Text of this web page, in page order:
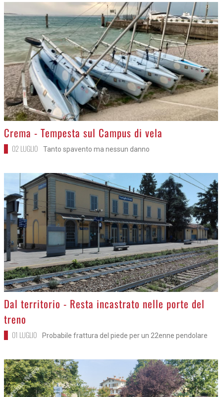
>
Crema - Tempesta sul Campus di vela
02 LUGLIO Tanto spavento ma nessun danno
>
Dal territorio - Resta incastrato nelle porte del
treno
01 LUGLIO Probabile frattura del piede per un 22enne pendolare